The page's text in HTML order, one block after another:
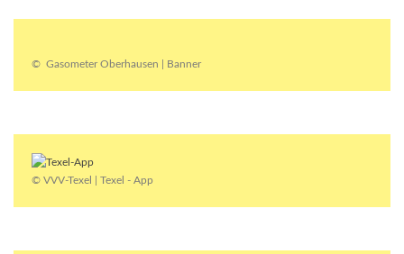
© Gasometer Oberhausen | Banner
© VVV-Texel | Texel - App